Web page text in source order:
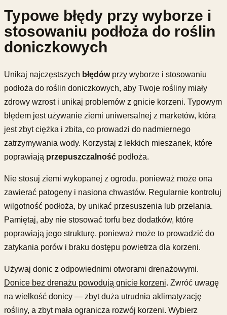
Typowe błędy przy wyborze i
stosowaniu podłoża do roślin
doniczkowych
Unikaj najczęstszych błędówprzy wyborze i stosowaniu
podłoża do roślin doniczkowych, aby Twoje rośliny miały
zdrowy wzrost i unikaj problemów z gnicie korzeni. Typowym
błędem jest używanie ziemi uniwersalnej z marketów, która
jest zbyt ciężka i zbita, co prowadzi do nadmiernego
zatrzymywania wody. Korzystaj z lekkich mieszanek, które
poprawiają przepuszczalność podłoża.
Nie stosuj ziemi wykopanej z ogrodu, ponieważ może ona
zawierać patogeny i nasiona chwastów. Regularnie kontroluj
wilgotność podłoża, by unikać przesuszenia lub przelania.
Pamiętaj, aby nie stosować torfu bez dodatków, które
poprawiają jego strukturę, ponieważ może to prowadzić do
zatykania porów i braku dostępu powietrza dla korzeni.
Używaj donic z odpowiednimi otworami drenażowymi.
Donice bez drenażu powodują gnicie korzeni. Zwróć uwagę
na wielkość donicy — zbyt duża utrudnia aklimatyzację
rośliny, a zbyt mała ogranicza rozwój korzeni. Wybierz